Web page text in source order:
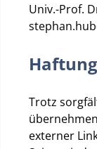
Univ.-Prof.
Trotz
externer